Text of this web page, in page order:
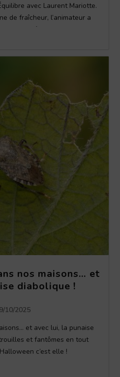
avec Laurent Mariotte.
de fraîcheur, l’animateur a
connaît bien… mais que
nos maisons… et
diabolique !
10/2025
et avec lui, la punaise
et fantômes en tout
c’est elle !